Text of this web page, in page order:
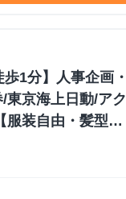
1分】人事企画・
東京海上日動/アク
服装自由・髪型自